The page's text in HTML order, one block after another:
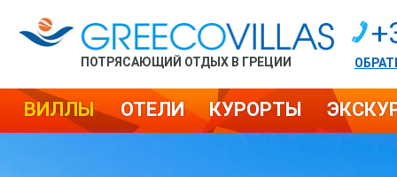
ПОТРЯСАЮЩИЙ ОТДЫХ В ГРЕЦИИ
ВИЛЛЫ ОТЕЛИ КУРОРТЫ